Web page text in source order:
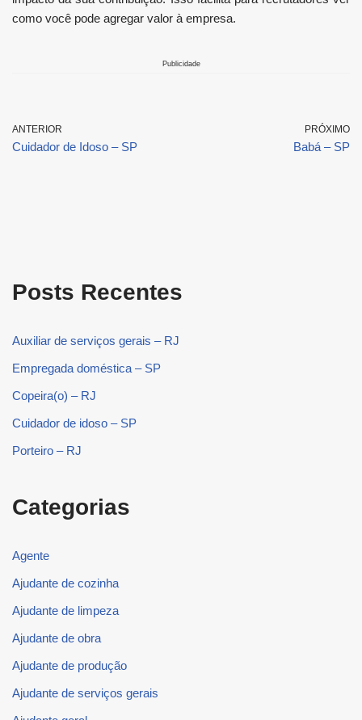
como você pode agregar valor à empresa.
Publicidade
ANTERIOR
Cuidador de Idoso – SP
PRÓXIMO
Babá – SP
Posts Recentes
Auxiliar de serviços gerais – RJ
Empregada doméstica – SP
Copeira(o) – RJ
Cuidador de idoso – SP
Porteiro – RJ
Categorias
Agente
Ajudante de cozinha
Ajudante de limpeza
Ajudante de obra
Ajudante de produção
Ajudante de serviços gerais